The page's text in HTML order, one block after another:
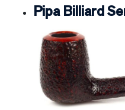
Pipa Billiard